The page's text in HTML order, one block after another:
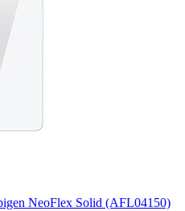
NeoFlex Solid (AFL04150)